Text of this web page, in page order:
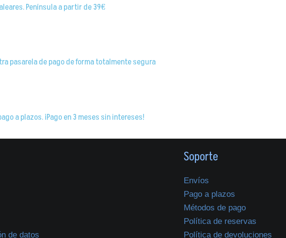
Península a partir de 39€
pasarela de pago de forma totalmente segura
a plazos. ¡Pago en 3 meses sin intereses!
de datos
Soporte
Envíos
Pago a plazos
Métodos de pago
Política de reservas
Política de devoluciones